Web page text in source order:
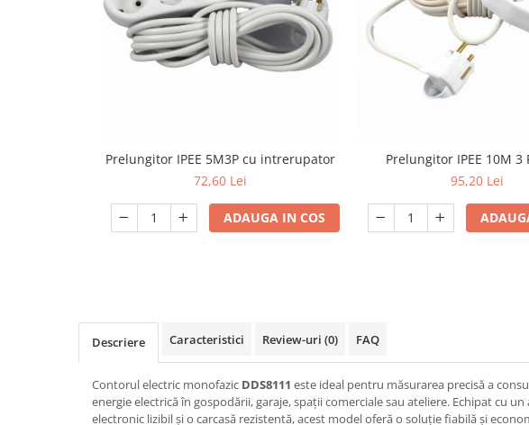
Cablu electric, canal cablu
Cap prelungitor
Electrocasnice de mici dimensiuni
Starter/Droser
Triplu Stecher
Întrerupătoare/Comutatoare
Prelungitor IPEE 5M3P cu intrerupator
72,60 Lei
ADAUGA IN COS
Prelungitor IPEE 10M 3
95,20 Lei
Descriere Caracteristici Review-uri (0) FAQ
Contorul electric monofazic DDS8111 este ideal pentru măsurarea precisă a
energie electrică în gospodării, garaje, spații comerciale sau ateliere. Echipat cu un
electronic lizibil și o carcasă rezistentă, acest model oferă o soluție fiabilă și